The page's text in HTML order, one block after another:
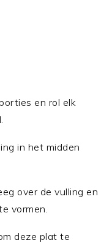
en rol elk
in het midden
over de vulling en
vormen.
deze plat te